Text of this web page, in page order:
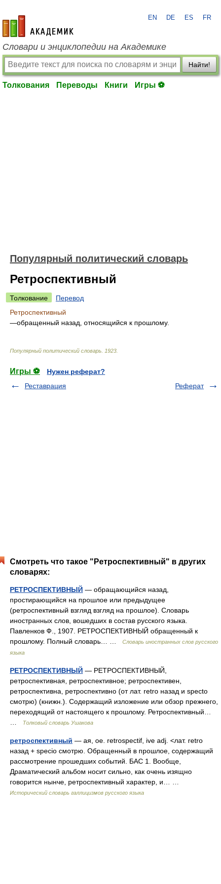
academic.ru
EN DE ES FR
Словари и энциклопедии на Академике
Найти!
Толкования Переводы Книги Игры ⚽
Популярный политический словарь
Ретроспективный
Толкование
Перевод
Ретроспективный
—обращенный назад, относящийся к прошлому.
Популярный политический словарь 1923
Игры ⚽
Нужен реферат?
Реставрация
Реферат
Смотреть что такое "Ретроспективный" в других
словарях:
РЕТРОСПЕКТИВНЫЙ — обращающийся назад,
простирающийся на прошлое или предыдущее
(ретроспективный взгляд взгляд на прошлое). Словарь
иностранных слов, вошедших в состав русского языка.
Павленков Ф., 1907. РЕТРОСПЕКТИВНЫЙ обращенный к
прошлому. Полный словарь… …
Словарь иностранных слов русского
языка
РЕТРОСПЕКТИВНЫЙ — РЕТРОСПЕКТИВНЫЙ,
ретроспективная, ретроспективное; ретроспективен,
ретроспективна, ретроспективно (от лат. retro назад и specto
смотрю) (книжн.). Содержащий изложение или обзор прежнего,
переходящий от настоящего к прошлому. Ретроспективный…
Толковый словарь Ушакова
ретроспективный — ая, ое. retrospectif, ive adj. <лат. retro
назад + specio смотрю. Обращенный в прошлое, содержащий
рассмотрение прошедших событий. БАС 1. Вообще,
Драматический альбом носит сильно, как очень изящно
говорится нынче, ретроспективный характер, и… …
Исторический словарь галлицизмов русского языка